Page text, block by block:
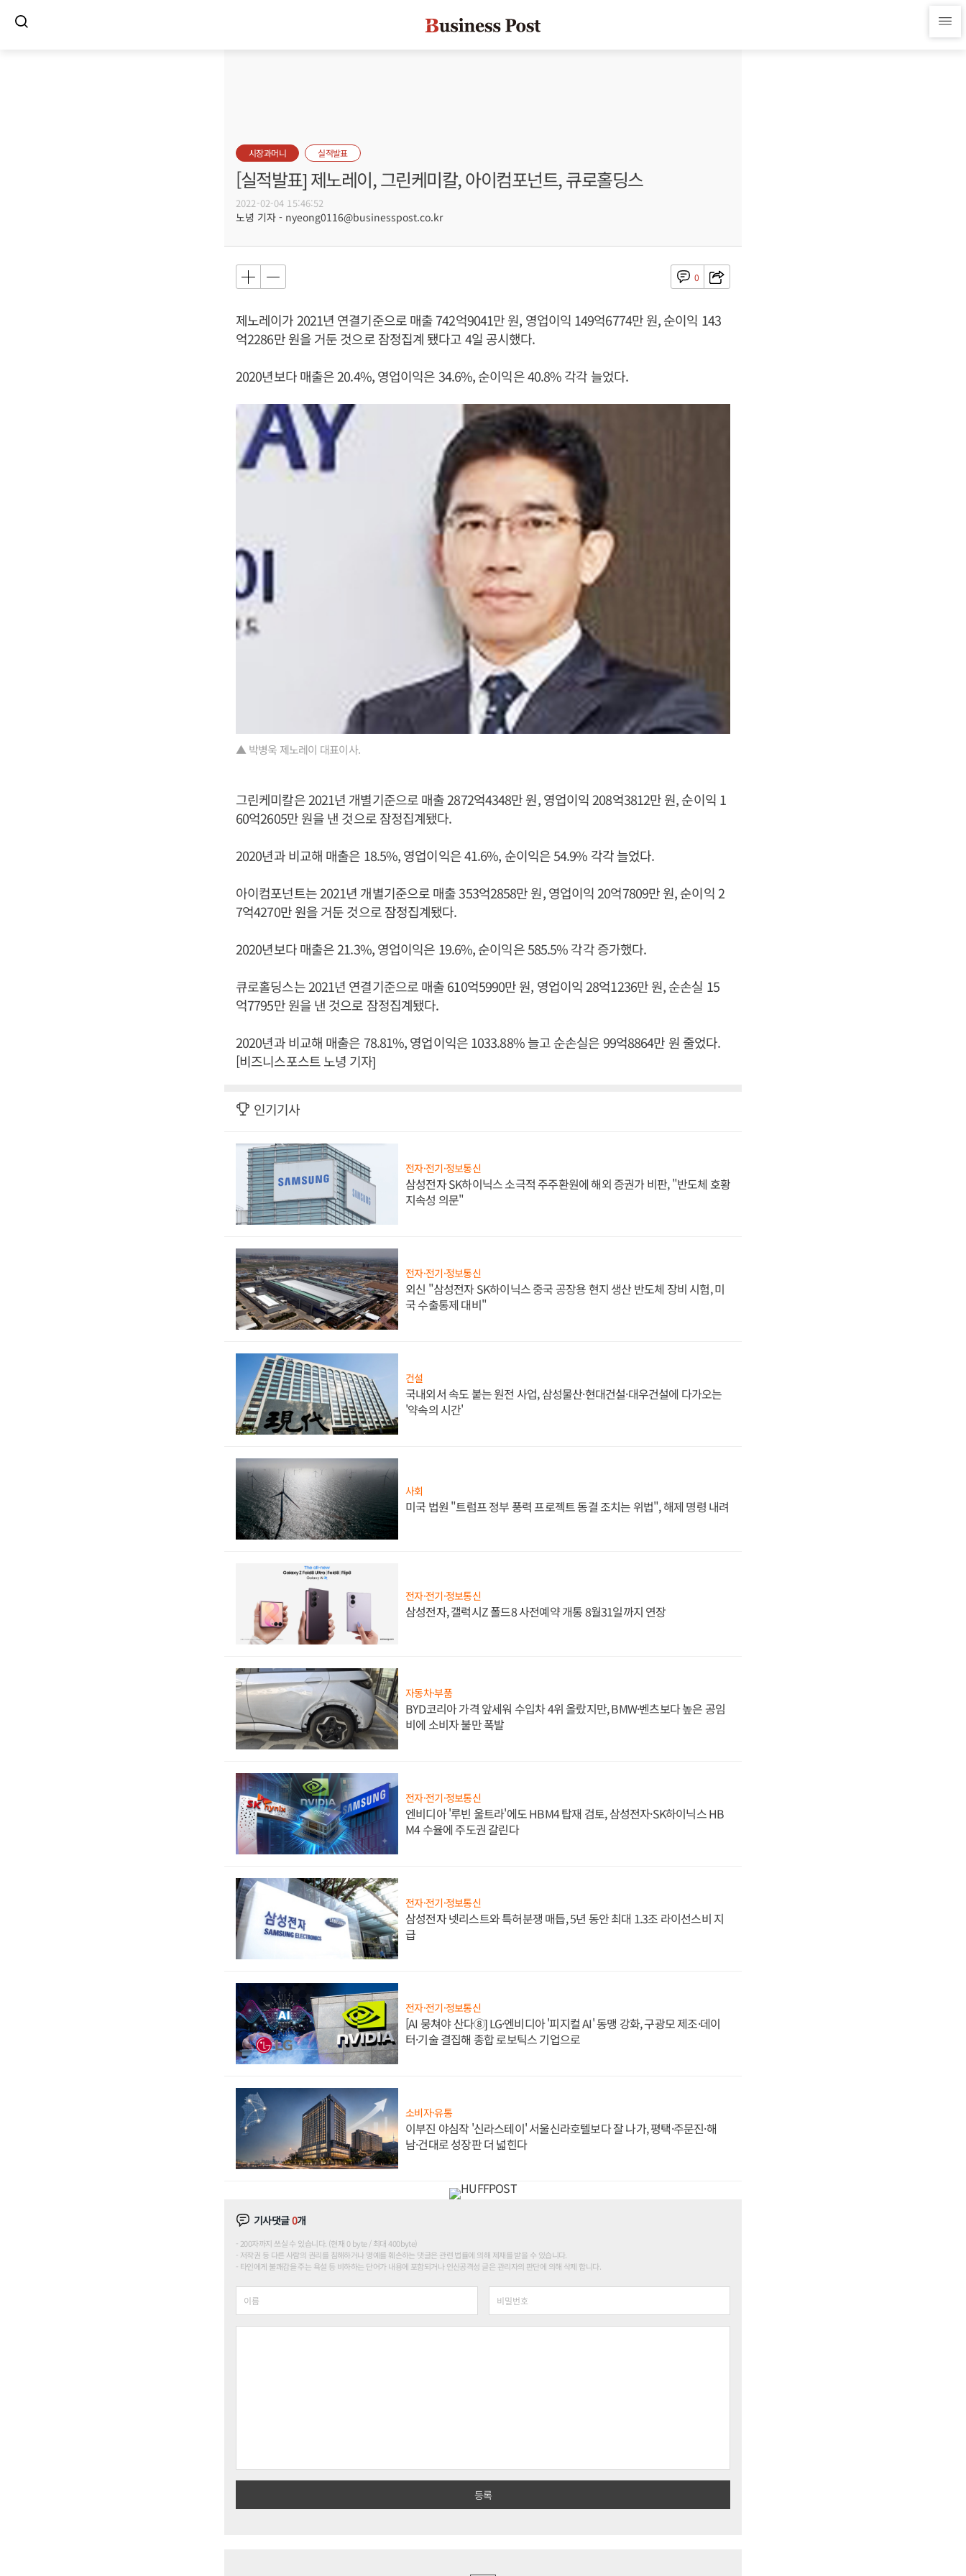
시장과머니 실적발표
[실적발표] 제노레이, 그린케미칼, 아이컴포넌트, 큐로홀딩스
2022-02-04 15:46:52
노녕 기자 - nyeong0116@businesspost.co.kr
0
제노레이가 2021년 연결기준으로 매출 742억9041만 원, 영업이익 149억6774만 원, 순이익 143
억2286만 원을 거둔 것으로 잠정집계 됐다고 4일 공시했다.
2020년보다 매출은 20.4%, 영업이익은 34.6%, 순이익은 40.8% 각각 늘었다.
▲ 박병욱 제노레이 대표이사.
그린케미칼은 2021년 개별기준으로 매출 2872억4348만 원, 영업이익 208억3812만 원, 순이익 1
60억2605만 원을 낸 것으로 잠정집계됐다.
2020년과 비교해 매출은 18.5%, 영업이익은 41.6%, 순이익은 54.9% 각각 늘었다.
아이컴포넌트는 2021년 개별기준으로 매출 353억2858만 원, 영업이익 20억7809만 원, 순이익 2
7억4270만 원을 거둔 것으로 잠정집계됐다.
2020년보다 매출은 21.3%, 영업이익은 19.6%, 순이익은 585.5% 각각 증가했다.
큐로홀딩스는 2021년 연결기준으로 매출 610억5990만 원, 영업이익 28억1236만 원, 순손실 15
억7795만 원을 낸 것으로 잠정집계됐다.
2020년과 비교해 매출은 78.81%, 영업이익은 1033.88% 늘고 순손실은 99억8864만 원 줄었다.
[비즈니스포스트 노녕 기자]
인기기사
전자·전기·정보통신
삼성전자 SK하이닉스 소극적 주주환원에 해외 증권가 비판, "반도체 호황
지속성 의문"
전자·전기·정보통신
외신 "삼성전자 SK하이닉스 중국 공장용 현지 생산 반도체 장비 시험, 미
국 수출통제 대비"
건설
국내외서 속도 붙는 원전 사업, 삼성물산·현대건설·대우건설에 다가오는
'약속의 시간'
사회
미국 법원 "트럼프 정부 풍력 프로젝트 동결 조치는 위법", 해제 명령 내려
전자·전기·정보통신
삼성전자, 갤럭시Z 폴드8 사전예약 개통 8월31일까지 연장
자동차·부품
BYD코리아 가격 앞세워 수입차 4위 올랐지만, BMW·벤츠보다 높은 공임
비에 소비자 불만 폭발
전자·전기·정보통신
엔비디아 '루빈 울트라'에도 HBM4 탑재 검토, 삼성전자·SK하이닉스 HB
M4 수율에 주도권 갈린다
전자·전기·정보통신
삼성전자 넷리스트와 특허분쟁 매듭, 5년 동안 최대 1.3조 라이선스비 지
급
전자·전기·정보통신
[AI 뭉쳐야 산다⑧] LG·엔비디아 '피지컬 AI' 동맹 강화, 구광모 제조·데이
터·기술 결집해 종합 로보틱스 기업으로
소비자·유통
이부진 야심작 '신라스테이' 서울신라호텔보다 잘 나가, 평택·주문진·해
남·건대로 성장판 더 넓힌다
기사댓글0개
200자까지 쓰실 수 있습니다. (현재 0 byte / 최대 400byte)
저작권 등 다른 사람의 권리를 침해하거나 명예를 훼손하는 댓글은 관련 법률에 의해 제재를 받을 수 있습니다.
타인에게 불쾌감을 주는 욕설 등 비하하는 단어가 내용에 포함되거나 인신공격성 글은 관리자의 판단에 의해 삭제 합니다.